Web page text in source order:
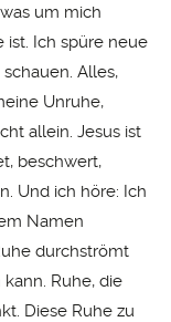
um mich
ist. Ich spüre neue
Alles,
Unruhe,
allein. Jesus ist
beschwert,
Und ich höre: Ich
Namen
durchströmt
Ruhe, die
Diese Ruhe zu